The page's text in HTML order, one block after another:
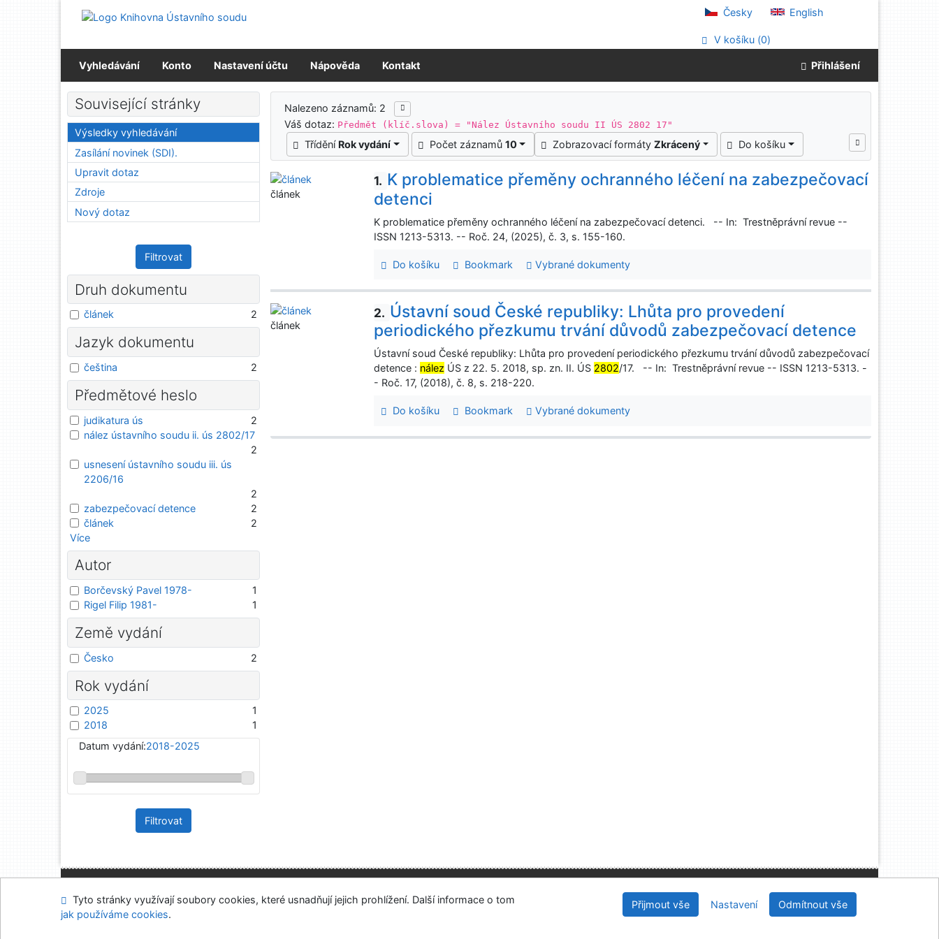
Přejít na menu
Česky English
V košíku (0)
Vyhledávání Konto Nastavení účtu Nápověda Kontakt Přihlášení
Výsledky vyhledávání
Nalezeno záznamů: 2
Váš dotaz: Předmět (klíč.slova) = "Nález Ústavního soudu II ÚS 2802 17"
Třídění Rok vydání Počet záznamů 10 Zobrazovací formáty Zkrácený Do košíku
1. K problematice přeměny ochranného léčení na zabezpečovací
detenci
K problematice přeměny ochranného léčení na zabezpečovací detenci. -- In: Trestněprávní revue --
ISSN 1213-5313. -- Roč. 24, (2025), č. 3, s. 155-160.
Do košíku Bookmark Vybrané dokumenty
článek
2. Ústavní soud České republiky: Lhůta pro provedení
periodického přezkumu trvání důvodů zabezpečovací detence
Ústavní soud České republiky: Lhůta pro provedení periodického přezkumu trvání důvodů zabezpečovací
detence : nález ÚS z 22. 5. 2018, sp. zn. II. ÚS 2802/17. -- In: Trestněprávní revue -- ISSN 1213-5313. -
- Roč. 17, (2018), č. 8, s. 218-220.
Do košíku Bookmark Vybrané dokumenty
článek
Související stránky
Výsledky vyhledávání
Zasílání novinek (SDI).
Upravit dotaz
Zdroje
Nový dotaz
Filtrovat
Druh dokumentu
článek 2
Jazyk dokumentu
čeština 2
Předmětové heslo
judikatura ús
2
nález ústavního soudu ii. ús 2802/17
2
usnesení ústavního soudu iii. ús
2206/16
2
zabezpečovací detence
2
článek
2
Více
Autor
Borčevský Pavel 1978-
1
Rigel Filip 1981-
1
Země vydání
Česko 2
Rok vydání
2025
1
2018
1
Datum vydání:2018-2025
Filtrovat
Brno
Tyto stránky využívají soubory cookies, které usnadňují jejich prohlížení. Další informace o tom
jak používáme cookies.
Přijmout vše Nastavení Odmítnout vše